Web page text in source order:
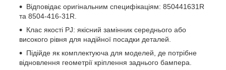
Відповідає оригінальним специфікаціям: 850441631R
та 8504-416-31R.
Клас якості PJ: якісний замінник середнього або
високого рівня для надійної посадки деталей.
Підійде як комплектуюча для моделей, де потрібне
відновлення геометрії кріплення заднього бампера.